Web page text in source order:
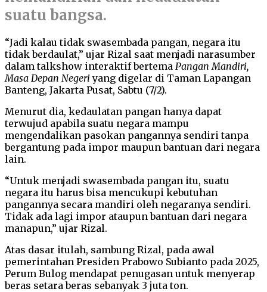
suatu bangsa.
“Jadi kalau tidak swasembada pangan, negara itu
tidak berdaulat,” ujar Rizal saat menjadi narasumber
dalam talkshow interaktif bertema Pangan Mandiri,
Masa Depan Negeri yang digelar di Taman Lapangan
Banteng, Jakarta Pusat, Sabtu (7/2).
Menurut dia, kedaulatan pangan hanya dapat
terwujud apabila suatu negara mampu
mengendalikan pasokan pangannya sendiri tanpa
bergantung pada impor maupun bantuan dari negara
lain.
“Untuk menjadi swasembada pangan itu, suatu
negara itu harus bisa mencukupi kebutuhan
pangannya secara mandiri oleh negaranya sendiri.
Tidak ada lagi impor ataupun bantuan dari negara
manapun,” ujar Rizal.
Atas dasar itulah, sambung Rizal, pada awal
pemerintahan Presiden Prabowo Subianto pada 2025,
Perum Bulog mendapat penugasan untuk menyerap
beras setara beras sebanyak 3 juta ton.